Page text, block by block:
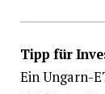
Tipp für
Ein Ungarn-